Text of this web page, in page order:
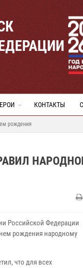
КОНТАКТЫ
рождения
Российской Федерации
рождения народному
что для всех